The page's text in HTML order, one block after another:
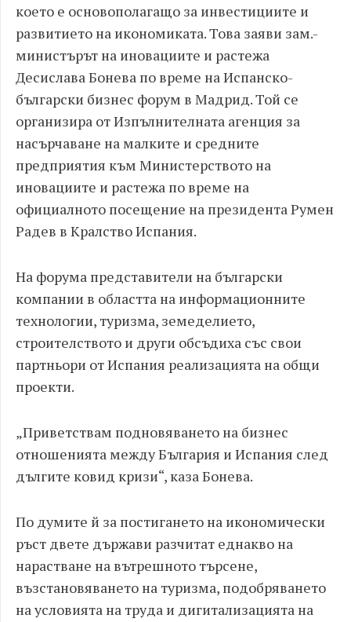
което е основополагащо за инвестициите и
развитието на икономиката. Това заяви зам.-
министърът на иновациите и растежа
Десислава Бонева по време на Испанско-
български бизнес форум в Мадрид. Той се
организира от Изпълнителната агенция за
насърчаване на малките и средните
предприятия към Министерството на
иновациите и растежа по време на
официалното посещение на президента Румен
Радев в Кралство Испания.
На форума представители на български
компании в областта на информационните
технологии, туризма, земеделието,
строителството и други обсъдиха със свои
партньори от Испания реализацията на общи
проекти.
„Приветствам подновяването на бизнес
отношенията между България и Испания след
дългите ковид кризи“, каза Бонева.
По думите й за постигането на икономически
ръст двете държави разчитат еднакво на
нарастване на вътрешното търсене,
възстановяването на туризма, подобряването
на условията на труда и дигитализацията на